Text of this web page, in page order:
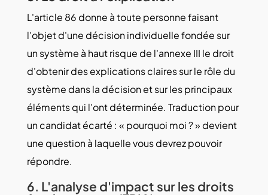
L'article 86 donne à toute personne faisant
l'objet d'une décision individuelle fondée sur
un système à haut risque de l'annexe III le droit
d'obtenir des explications claires sur le rôle du
système dans la décision et sur les principaux
éléments qui l'ont déterminée. Traduction pour
un candidat écarté : « pourquoi moi ? » devient
une question à laquelle vous devrez pouvoir
répondre.
6. L'analyse d'impact sur les droits